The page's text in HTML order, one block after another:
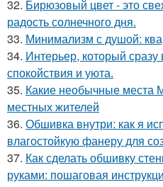
32. Бирюзовый цвет - это
радость солнечного дня.
33. Минимализм с душой:
34. Интерьер, который
спокойствия и уюта.
35. Какие необычные места
местных жителей
36. Обшивка внутри: как я
влагостойкую фанеру для
37. Как сделать обшивку
руками: пошаговая